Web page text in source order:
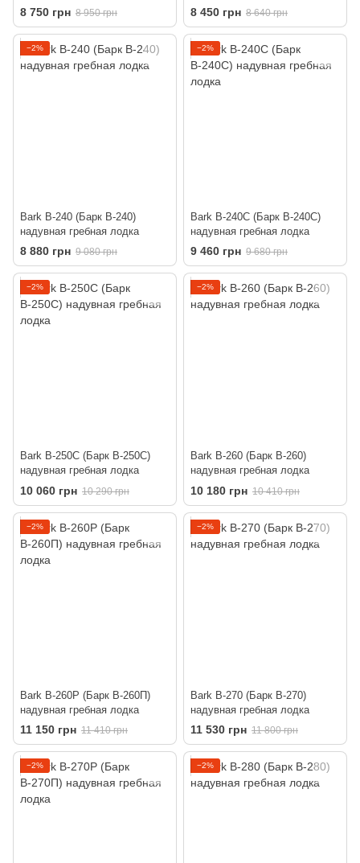
8 750 грн 8 950 грн 8 450 грн 8 640 грн
−2%
Bark B-240 (Барк В-240)
надувная гребная лодка
8 880 грн 9 080 грн
−2%
Bark B-240C (Барк В-240С)
надувная гребная лодка
9 460 грн 9 680 грн
−2%
Bark B-250C (Барк В-250С)
надувная гребная лодка
10 060 грн 10 290 грн
−2%
Bark B-260 (Барк В-260)
надувная гребная лодка
10 180 грн 10 410 грн
−2%
Bark B-260P (Барк В-260П)
надувная гребная лодка
11 150 грн 11 410 грн
−2%
Bark B-270 (Барк В-270)
надувная гребная лодка
11 530 грн 11 800 грн
−2% −2%